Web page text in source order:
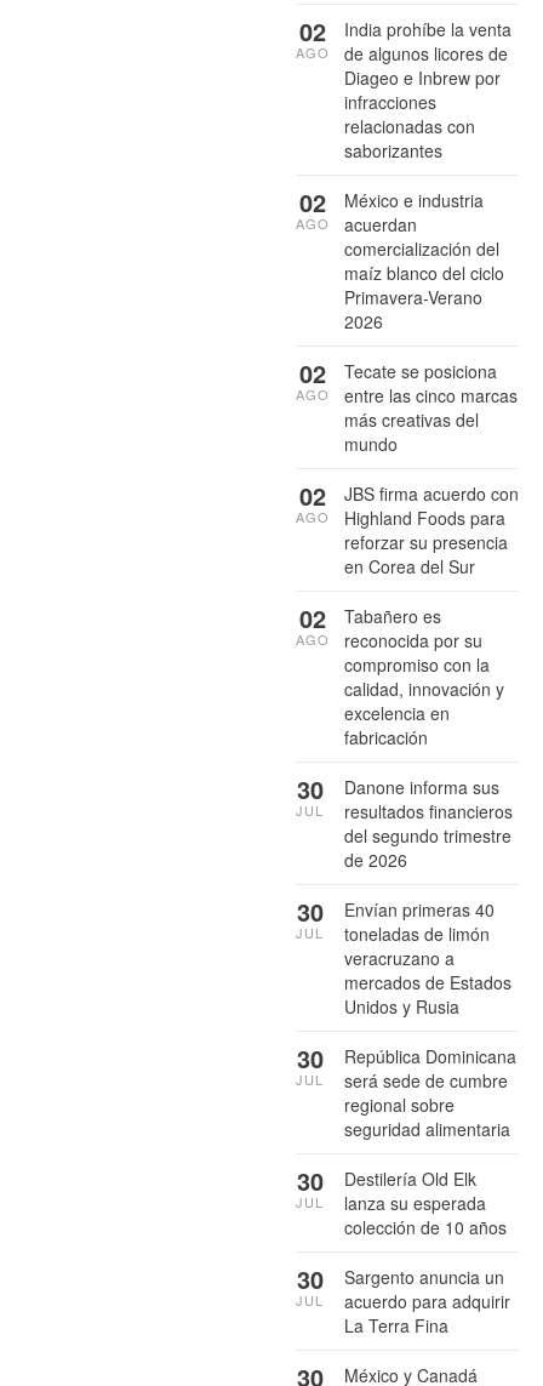
India prohíbe la venta
de algunos licores de
Diageo e Inbrew por
infracciones
relacionadas con
saborizantes
02
AGO
México e industria
acuerdan
comercialización del
maíz blanco del ciclo
Primavera-Verano
2026
02
AGO
Tecate se posiciona
entre las cinco marcas
más creativas del
mundo
02
AGO
JBS firma acuerdo con
Highland Foods para
reforzar su presencia
en Corea del Sur
02
AGO
Tabañero es
reconocida por su
compromiso con la
calidad, innovación y
excelencia en
fabricación
02
AGO
Danone informa sus
resultados financieros
del segundo trimestre
de 2026
30
JUL
Envían primeras 40
toneladas de limón
veracruzano a
mercados de Estados
Unidos y Rusia
30
JUL
República Dominicana
será sede de cumbre
regional sobre
seguridad alimentaria
30
JUL
Destilería Old Elk
lanza su esperada
colección de 10 años
30
JUL
Sargento anuncia un
acuerdo para adquirir
La Terra Fina
30
JUL
México y Canadá
30